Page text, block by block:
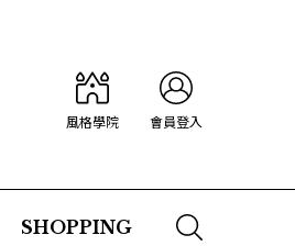
風格學院 會員登入
SHOPPING